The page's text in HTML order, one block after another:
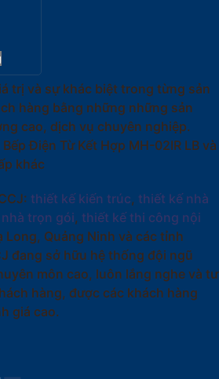
trị và sự khác biệt trong từng sản
hàng bằng những những sản
cao, dịch vụ chuyên nghiệp.
Điện Từ Kết Hợp MH-02IR LB và
khác
thiết kế kiến trúc, thiết kế nhà
trọn gói, thiết kế thi công nội
Long, Quảng Ninh và các tỉnh
đang sở hữu hệ thống đội ngũ
môn cao, luôn lắng nghe và tư
hàng, được các khách hàng
giá cao.